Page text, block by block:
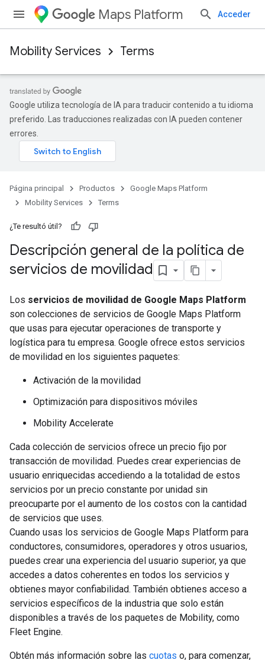
Maps Platform Acceder
Mobility Services Terms
Google utiliza tecnología de IA para traducir contenido a tu idioma
preferido. Las traducciones realizadas con IA pueden contener
errores.
Página principal Productos
Google Maps Platform
Mobility Services
Terms
¿Te resultó útil?
Descripción general de la política de
servicios de movilidad
Los servicios de movilidad de Google Maps Platform
son colecciones de servicios de Google Maps Platform
que usas para ejecutar operaciones de transporte y
logística para tu empresa. Google ofrece estos servicios
de movilidad en los siguientes paquetes:
Activación de la movilidad
Optimización para dispositivos móviles
Mobility Accelerate
Cada colección de servicios ofrece un precio fijo por
transacción de movilidad. Puedes crear experiencias de
usuario enriquecidas accediendo a la totalidad de estos
servicios por un precio constante por unidad sin
preocuparte por el aumento de los costos con la cantidad
de servicios que uses.
Cuando usas los servicios de Google Maps Platform para
conductores, consumidores, operadores y otros usuarios,
puedes crear una experiencia del usuario superior, ya que
accedes a datos coherentes en todos los servicios y
obtienes mayor confiabilidad. También obtienes acceso a
servicios específicos de la industria que solo están
disponibles a través de los paquetes de Mobility, como
Fleet Engine.
Obtén más información sobre las cuotas o, para comenzar,